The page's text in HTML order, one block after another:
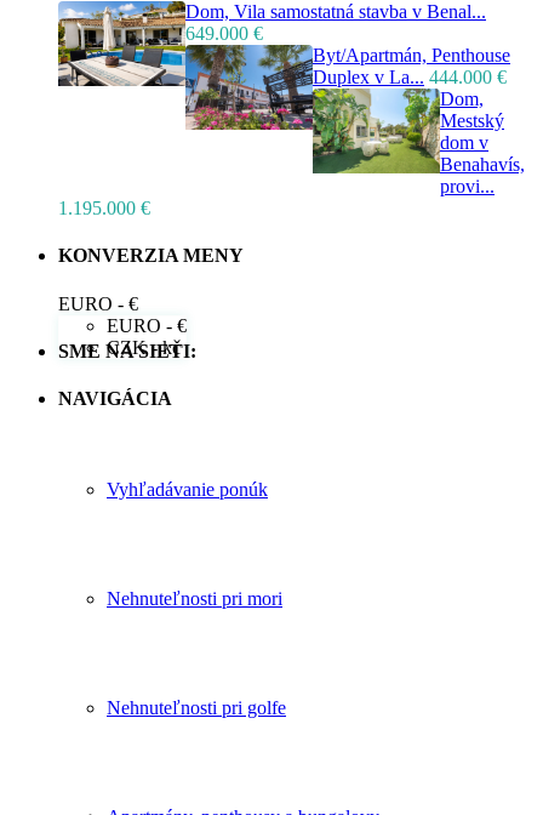
Dom, Vila samostatná stavba v Benal...
649.000 €
Byt/Apartmán, Penthouse
Duplex v La... 444.000 €
Dom,
Mestský
dom v
Benahavís,
provi...
1.195.000 €
KONVERZIA MENY
EURO - €
EURO - €
CZK - kč
SME NA SIETI:
NAVIGÁCIA
Vyhľadávanie ponúk
Nehnuteľnosti pri mori
Nehnuteľnosti pri golfe